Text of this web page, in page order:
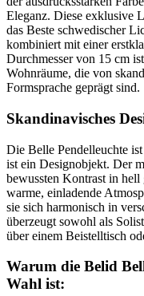
Eleganz. Diese exklusive
das Beste schwedischer
kombiniert mit einer
Durchmesser von 15 cm
Wohnräume, die von
Formsprache geprägt sind.
Skandinavisches
Die Belle Pendelleuchte
ist ein Designobjekt. Der
bewussten Kontrast in
warme, einladende
sie sich harmonisch in
überzeugt sowohl als
über einem Beistelltisch
Warum die Belid
Wahl ist: